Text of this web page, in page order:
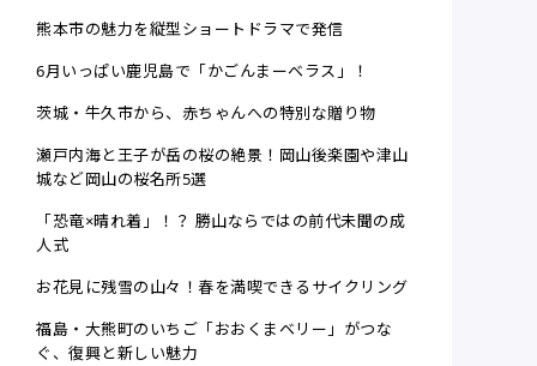
熊本市の魅力を縦型ショートドラマで発信
6月いっぱい鹿児島で「かごんまーベラス」！
茨城・牛久市から、赤ちゃんへの特別な贈り物
瀬戸内海と王子が岳の桜の絶景！岡山後楽園や津山
城など岡山の桜名所5選
「恐竜×晴れ着」！？ 勝山ならではの前代未聞の成
人式
お花見に残雪の山々！春を満喫できるサイクリング
福島・大熊町のいちご「おおくまベリー」がつな
ぐ、復興と新しい魅力